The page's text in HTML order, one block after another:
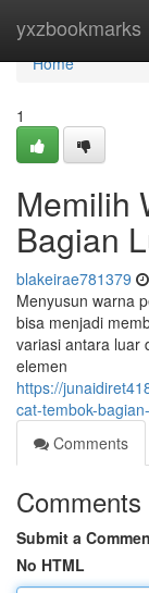
yxzbookmarks
Home
Home
1
Memilih
Bagian
blakeirae781379
Menyusun warna
bisa menjadi
variasi antara luar
elemen
https://
cat-tembok-
Comments
Comments
Submit a
No HTML